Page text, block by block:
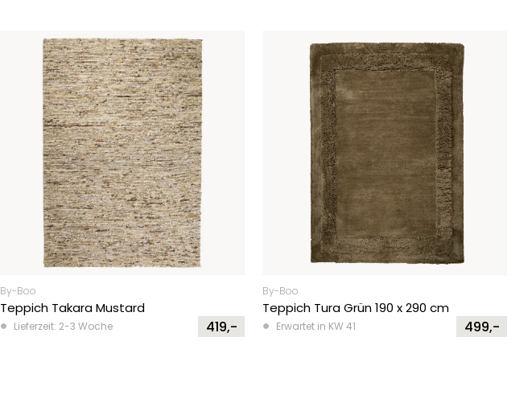
By-Boo
Teppich Takara Mustard
Lieferzeit: 2-3 Woche 419,-
By-Boo
Teppich Tura Grün 190 x 290 cm
Erwartet in KW 41 499,-